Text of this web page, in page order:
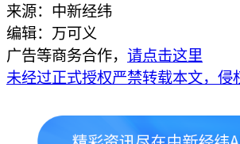
来源：中新经纬
编辑：万可义
广告等商务合作， 请点击这里
未经过正式授权严禁转载本文，侵